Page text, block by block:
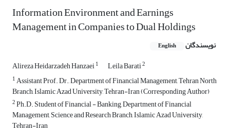
Information Environment and Earnings
Management in Companies to Dual Holdings
نویسندگان English
Alireza Heidarzadeh Hanzaei1 Leila Barati2
1Assistant Prof. Dr., Department of Financial Management, Tehran North
Branch, Islamic Azad University, Tehran-Iran (Corresponding Author)
2Ph.D. Student of Financial - Banking, Department of Financial
Management, Science and Research Branch, Islamic Azad University,